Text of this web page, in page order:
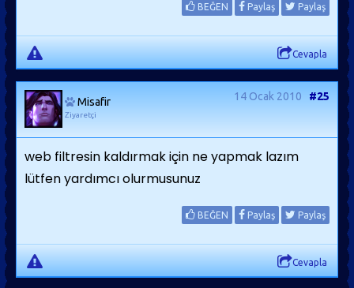
BEĞEN Paylaş Paylaş
Cevapla
Misafir
Ziyaretçi
14 Ocak 2010 #25
web filtresin kaldırmak için ne yapmak lazım
lütfen yardımcı olurmusunuz
BEĞEN Paylaş Paylaş
Cevapla